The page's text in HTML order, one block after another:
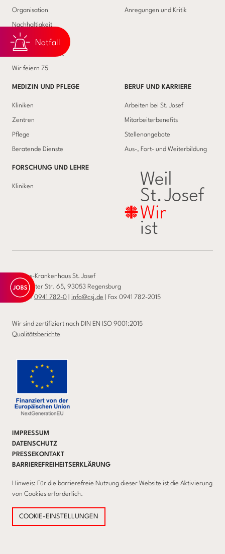
Organisation
Nachhaltigkeit
Förderverein
Wir bauen Zukunft
Wir feiern 75
Anregungen und Kritik
MEDIZIN UND PFLEGE
Kliniken
Zentren
Pflege
Beratende Dienste
BERUF UND KARRIERE
Arbeiten bei St. Josef
Mitarbeiterbenefits
Stellenangebote
Aus-, Fort- und Weiterbildung
FORSCHUNG UND LEHRE
Kliniken
Caritas-Krankenhaus St. Josef
Landshuter Str. 65, 93053 Regensburg
Telefon0941 782-0 info@csj.de | Fax 0941 782-2015
Wir sind zertifiziert nach DIN EN ISO 9001:2015
Qualitätsberichte
IMPRESSUM
DATENSCHUTZ
PRESSEKONTAKT
BARRIEREFREIHEITSERKLÄRUNG
Hinweis: Für die barrierefreie Nutzung dieser Website ist die Aktivierung
von Cookies erforderlich.
COOKIE-EINSTELLUNGEN
Notfall